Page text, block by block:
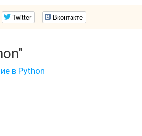
Twitter Вконтакте
в Python